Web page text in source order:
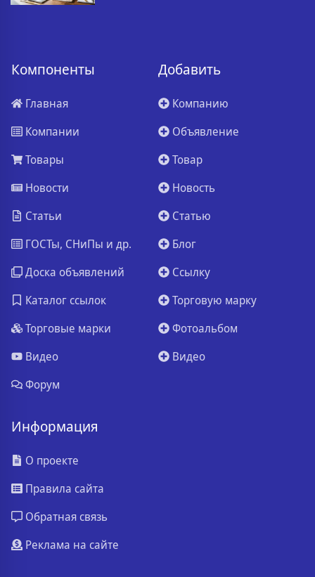
Компоненты
Главная
Компании
Товары
Новости
Статьи
ГОСТы, СНиПы и др.
Доска объявлений
Каталог ссылок
Торговые марки
Видео
Форум
Добавить
Компанию
Объявление
Товар
Новость
Статью
Блог
Ссылку
Торговую марку
Фотоальбом
Видео
Информация
О проекте
Правила сайта
Обратная связь
Реклама на сайте